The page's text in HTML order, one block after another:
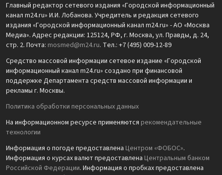
Главный редактор сетевого издания «Городской информационный
канал m24.ru» И.И. Лобанова. Учредитель и редакция сетевого
издания «Городской информационный канал m24.ru» - АО «Москва
Медиа». Адрес редакции: 125124, РФ, г. Москва, ул. Правды, д. 24,
стр. 2. Почта: mosmed@m24.ru. Тел.: +7 (495) 009-12-89
Средство массовой информации сетевое издание «Городской
информационный канал m24.ru» создано при финансовой
поддержке Департамента средств массовой информации и
рекламы г. Москвы.
Политика обработки персональных данных
На информационном ресурсе применяются рекомендательные
технологии
Информация о погоде предоставлена Центром «ФОБОС».
Информация о курсах валют предоставлена Центральным банком
Российской Федерации. Информация о пробках предоставлена